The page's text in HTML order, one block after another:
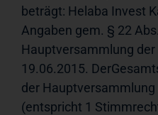
beträgt: Helaba Invest
Angaben gem. § 22
Hauptversammlung der
19.06.2015.
der Hauptversammlung
(entspricht 1